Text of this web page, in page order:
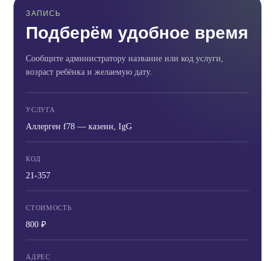
ЗАПИСЬ
Подберём удобное время
Сообщите администратору название или код услуги,
возраст ребёнка и желаемую дату.
УСЛУГА
Аллерген f78 — казеин, IgG
КОД
21-357
СТОИМОСТЬ
800 ₽
АДРЕС